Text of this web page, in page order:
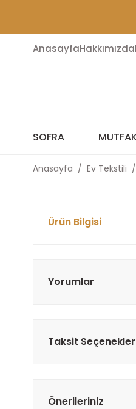
AnasayfaHakkımızda
SOFRA
Anasayfa Ev Tekstili
Ürün Bilgisi
Yorumlar
Taksit
Önerileriniz